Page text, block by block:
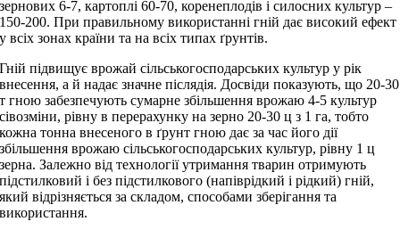
зернових 6-7, картоплі 60-70, коренеплодів і силосних культур –
150-200. При правильному використанні гній дає високий ефект
у всіх зонах країни та на всіх типах ґрунтів.
Гній підвищує врожай сільськогосподарських культур у рік
внесення, а й надає значне післядія. Досвіди показують, що 20-30
т гною забезпечують сумарне збільшення врожаю 4-5 культур
сівозміни, рівну в перерахунку на зерно 20-30 ц з 1 га, тобто
кожна тонна внесеного в ґрунт гною дає за час його дії
збільшення врожаю сільськогосподарських культур, рівну 1 ц
зерна. Залежно від технології утримання тварин отримують
підстилковий і без підстилкового (напіврідкий і рідкий) гній,
який відрізняється за складом, способами зберігання та
використання.